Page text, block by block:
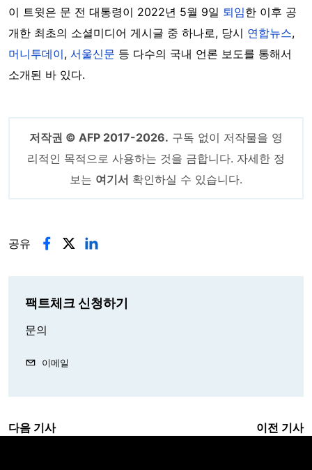
이 트윗은 문 전 대통령이 2022년 5월 9일 퇴임한 이후 공
개한 최초의 소셜미디어 게시글 중 하나로, 당시 연합뉴스,
머니투데이, 서울신문 등 다수의 국내 언론 보도를 통해서
소개된 바 있다.
저작권 © AFP 2017-2026. 구독 없이 저작물을 영
리적인 목적으로 사용하는 것을 금합니다. 자세한 정
보는 여기서 확인하실 수 있습니다.
공유
팩트체크 신청하기
문의
이메일
다음 기사 이전 기사